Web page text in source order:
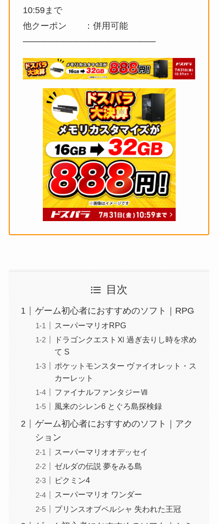
10:59まで
他クーポン ：併用可能
─────────────────────
目次
ゲーム初心者におすすめのソフト｜RPG
スーパーマリオRPG
ドラゴンクエストⅪ 過ぎ去りし時を求め
て S
ポケットモンスター ヴァイオレット・ス
カーレット
ファイナルファンタジーⅦ
風来のシレン6 とぐろ島探検録
ゲーム初心者におすすめのソフト｜アク
ション
スーパーマリオオデッセイ
ゼルダの伝説 夢をみる島
ピクミン4
スーパーマリオ ワンダー
プリンスオブペルシャ 失われた王冠